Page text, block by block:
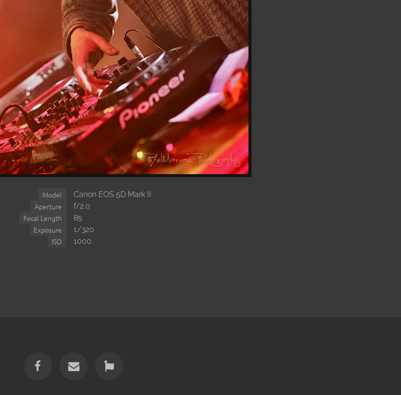
Model Canon EOS 5D Mark II
Aperture f/2.0
Focal Length 85
Exposure 1/320
ISO 1000